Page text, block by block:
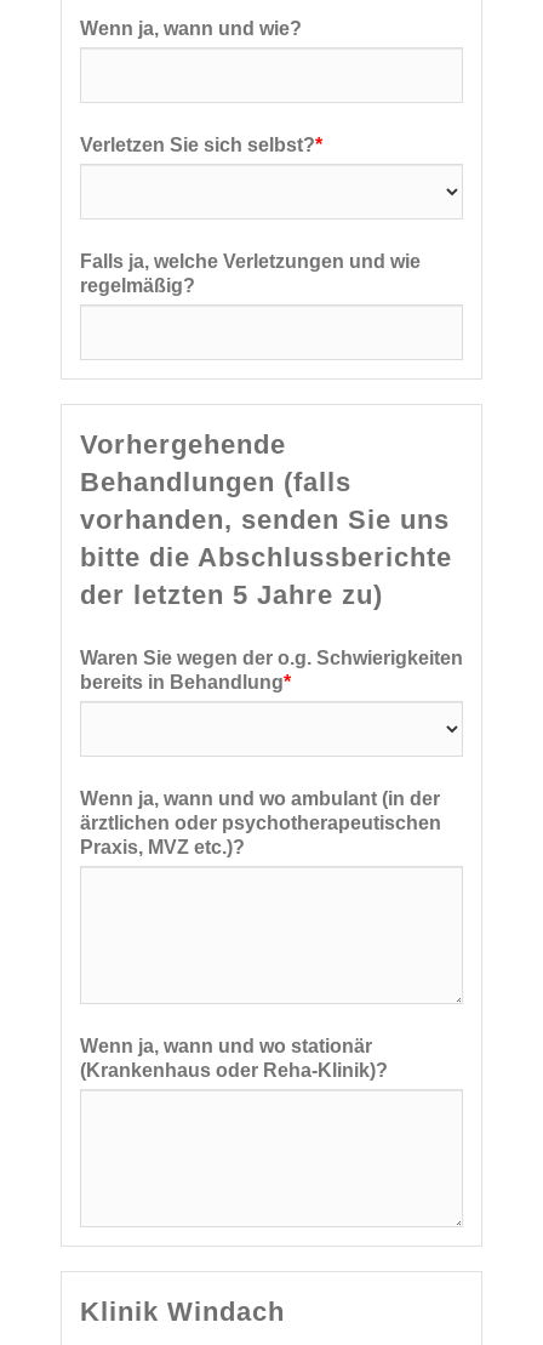
Wenn ja, wann und wie?
Verletzen Sie sich selbst?*
Falls ja, welche Verletzungen und wie
regelmäßig?
Vorhergehende
Behandlungen (falls
vorhanden, senden Sie uns
bitte die Abschlussberichte
der letzten 5 Jahre zu)
Waren Sie wegen der o.g. Schwierigkeiten
bereits in Behandlung*
Wenn ja, wann und wo ambulant (in der
ärztlichen oder psychotherapeutischen
Praxis, MVZ etc.)?
Wenn ja, wann und wo stationär
(Krankenhaus oder Reha-Klinik)?
Klinik Windach